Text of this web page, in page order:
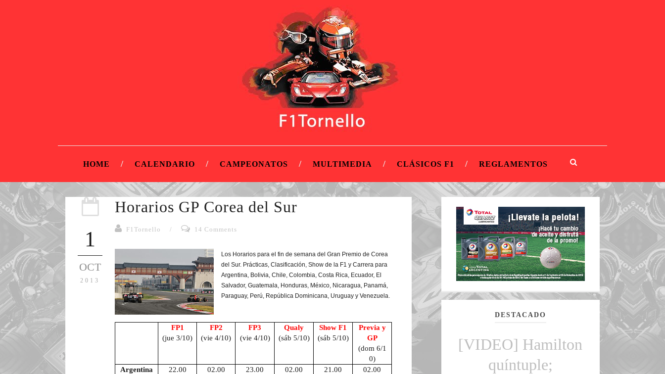
HOME CALENDARIO CAMPEONATOS MULTIMEDIA CLÁSICOS F1 REGLAMENTOS
1
OCT
2013
Horarios GP Corea del Sur
F1Tornello / 14 Comments
Los Horarios para el fin de semana del Gran Premio de Corea
del Sur. Prácticas, Clasificación, Show de la F1 y Carrera para
Argentina, Bolivia, Chile, Colombia, Costa Rica, Ecuador, El
Salvador, Guatemala, Honduras, México, Nicaragua, Panamá,
Paraguay, Perú, República Dominicana, Uruguay y Venezuela.
FP1
(jue 3/10)
FP2
(vie 4/10)
FP3
(vie 4/10)
Qualy
(sáb 5/10)
Show F1
(sáb 5/10)
Previa y
GP
(dom 6/1
0)
Argentina
22.00 02.00 23.00 02.00 21.00
02.00
DESTACADO
[VIDEO] Hamilton
quíntuple;